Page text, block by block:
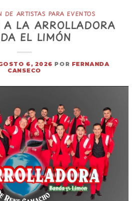
DE ARTISTAS PARA EVENTOS
A LA ARROLLADORA
EL LIMÓN
6, 2026 POR FERNANDA
CANSECO